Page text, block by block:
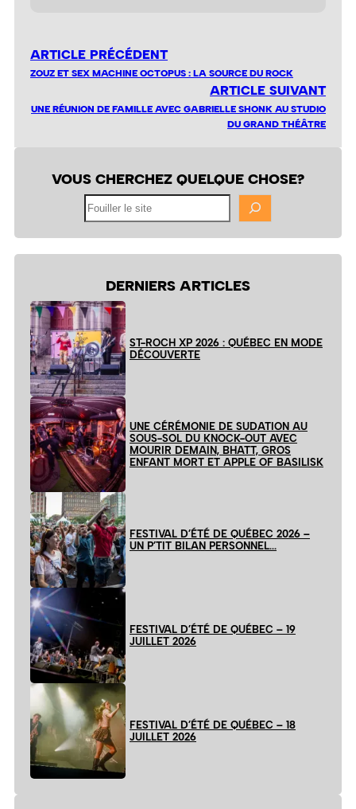
ARTICLE PRÉCÉDENT
ZOUZ ET SEX MACHINE OCTOPUS : LA SOURCE DU ROCK
ARTICLE SUIVANT
UNE RÉUNION DE FAMILLE AVEC GABRIELLE SHONK AU STUDIO
DU GRAND THÉÂTRE
VOUS CHERCHEZ QUELQUE CHOSE?
DERNIERS ARTICLES
ST-ROCH XP 2026 : QUÉBEC EN MODE
DÉCOUVERTE
UNE CÉRÉMONIE DE SUDATION AU
SOUS-SOL DU KNOCK-OUT AVEC
MOURIR DEMAIN, BHATT, GROS
ENFANT MORT ET APPLE OF BASILISK
FESTIVAL D’ÉTÉ DE QUÉBEC 2026 –
UN P’TIT BILAN PERSONNEL…
FESTIVAL D’ÉTÉ DE QUÉBEC – 19
JUILLET 2026
FESTIVAL D’ÉTÉ DE QUÉBEC – 18
JUILLET 2026